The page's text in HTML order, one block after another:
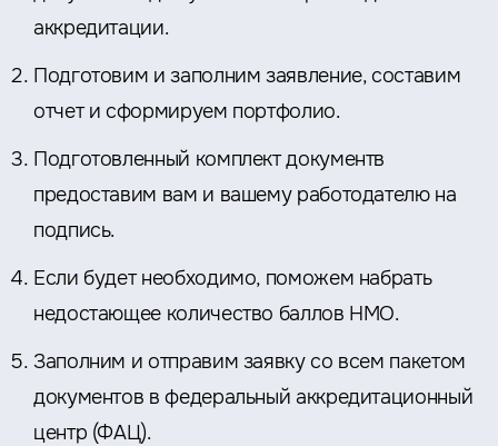
аккредитации.
Подготовим и заполним заявление, составим
отчет и сформируем портфолио.
Подготовленный комплект документв
предоставим вам и вашему работодателю на
подпись.
Если будет необходимо, поможем набрать
недостающее количество баллов НМО.
Заполним и отправим заявку со всем пакетом
документов в федеральный аккредитационный
центр (ФАЦ).